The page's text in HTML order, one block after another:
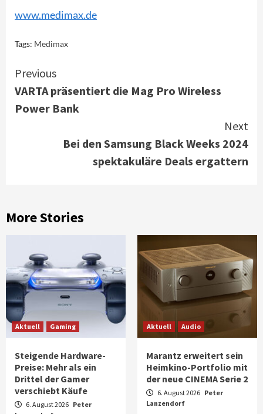
www.medimax.de
Tags: Medimax
Continue
Reading
Previous
VARTA präsentiert die Mag Pro Wireless
Power Bank
Next
Bei den Samsung Black Weeks 2024
spektakuläre Deals ergattern
More Stories
Aktuell Gaming
Steigende Hardware-
Preise: Mehr als ein
Drittel der Gamer
verschiebt Käufe
6. August 2026 Peter
Aktuell Audio
Marantz erweitert sein
Heimkino-Portfolio mit
der neue CINEMA Serie 2
6. August 2026 Peter
Lanzendorf